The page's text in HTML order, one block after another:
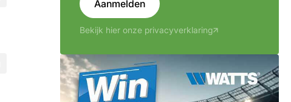
Aanmelden
Bekijk hier onze privacyverklaring